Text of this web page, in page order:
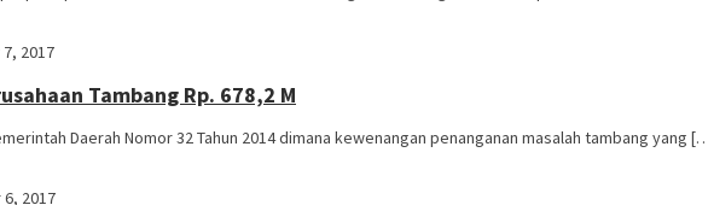
2017
Tambang Rp. 678,2 M
Daerah Nomor 32 Tahun 2014 dimana kewenangan penanganan masalah tambang yang
2017